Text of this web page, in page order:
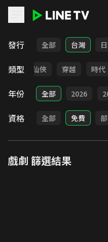
發行 全部 台灣
類型
療癒 仙俠 穿越 時代
年份 全部 2026
資格 全部 免費
戲劇 篩選結果